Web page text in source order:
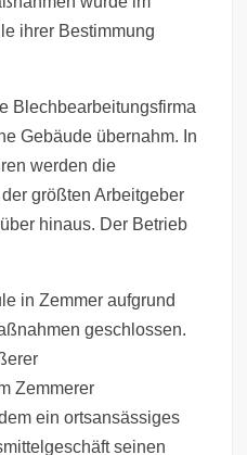
ihrer Bestimmung
Blechbearbeitungsfirma
Gebäude übernahm. In
werden die
größten Arbeitgeber
hinaus. Der Betrieb
in Zemmer aufgrund
geschlossen.
Zemmerer
ein ortsansässiges
seinen